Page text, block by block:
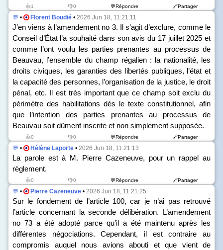
👍1 👎0 💬Répondre 🔗Partager
💬 • Florent Boudié • 2026 Jun 18, 11:21:11
J’en viens à l’amendement no 3. Il s’agit d’exclure, comme le
Conseil d’État l’a souhaité dans son avis du 17 juillet 2025 et
comme l’ont voulu les parties prenantes au processus de
Beauvau, l’ensemble du champ régalien : la nationalité, les
droits civiques, les garanties des libertés publiques, l’état et
la capacité des personnes, l’organisation de la justice, le droit
pénal, etc. Il est très important que ce champ soit exclu du
périmètre des habilitations dès le texte constitutionnel, afin
que l’intention des parties prenantes au processus de
Beauvau soit dûment inscrite et non simplement supposée.
👍0 👎0 💬Répondre 🔗Partager
💬 • Hélène Laporte • 2026 Jun 18, 11:21:13
La parole est à M. Pierre Cazeneuve, pour un rappel au
règlement.
👍0 👎0 💬Répondre 🔗Partager
💬 • Pierre Cazeneuve • 2026 Jun 18, 11:21:25
Sur le fondement de l’article 100, car je n’ai pas retrouvé
l’article concernant la seconde délibération. L’amendement
no 73 a été adopté parce qu’il a été maintenu après les
différentes négociations. Cependant, il est contraire au
compromis auquel nous avions abouti et que vient de